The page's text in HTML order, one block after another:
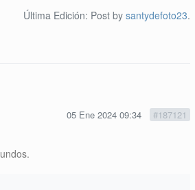
Última Edición: Post by santydefoto23.
05 Ene 2024 09:34 #187121